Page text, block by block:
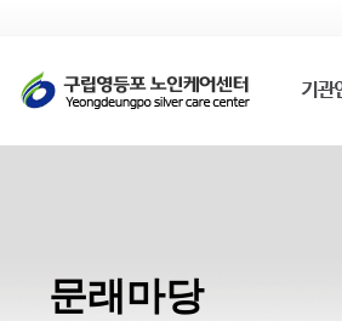
문래마당